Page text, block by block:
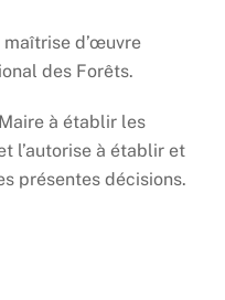
d’œuvre
des Forêts.
à établir les
l’autorise à établir et
présentes décisions.